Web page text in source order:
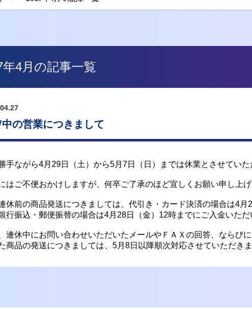
年4月の記事一覧
中の営業につきまして
手ながら4月29日（土）から5月7日（日）までは休業とさせていた
はご不便おかけしますが、何卒ご了承のほど宜しくお願い申し上げ
休前の商品発送につきましては、代引き・カード決済の場合は4月
行振込・郵便振替の場合は4月28日（金）12時までにご入金いただ
連休中にお問い合わせいただいたメールやＦＡＸの回答、ならび
商品の発送につきましては、5月8日以降順次対応させていただきま